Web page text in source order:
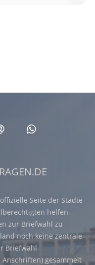
offizielle Seite der Städte
helfen,
zur Briefwahl zu
noch keine zentrale
Briefwahl
gesammelt